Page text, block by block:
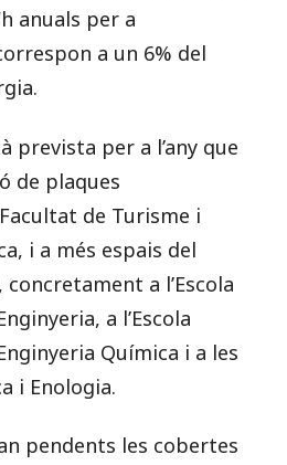
anuals per a
a un 6% del
prevista per a l’any que
de plaques
de Turisme i
i a més espais del
concretament a l’Escola
a l’Escola
Química i a les
i Enologia.
pendents les cobertes